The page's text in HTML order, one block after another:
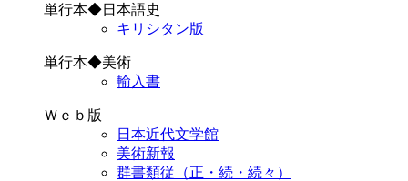
単行本◆日本語史
キリシタン版
単行本◆美術
輸入書
Ｗｅｂ版
日本近代文学館
美術新報
群書類従（正・続・続々）